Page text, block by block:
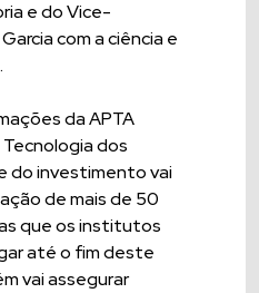
e do Vice-
com a ciência e
da APTA
dos
do investimento vai
de mais de 50
que os institutos
até o fim deste
vai assegurar